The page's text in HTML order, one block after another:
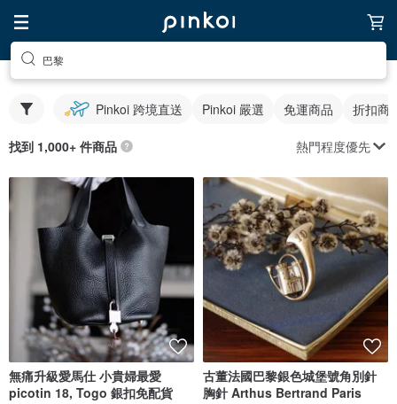
巴黎
Pinkoi 跨境直送 Pinkoi 嚴選 免運商品 折扣商
找到 1,000+ 件商品 熱門程度優先
無痛升級愛馬仕 小貴婦最愛
picotin 18, Togo 銀扣免配貨
古董法國巴黎銀色城堡號角別針
胸針 Arthus Bertrand Paris